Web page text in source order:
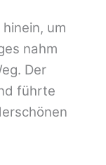
um
nahm
Der
führte